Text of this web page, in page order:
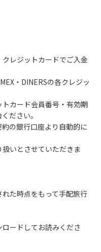
ンに出してください。
よる焚き火、キャンプフ
ウナの設置
は、上流で雨が降ると短
変危険な状態になりや
る事故が数件起きてい
い。
ない。
雨が降らなくても、上
ので、水の濁りに注意
での遊びを中止する。
から川についての注意
レジットカードでご入金
・DINERSの各クレジッ
カード会員番号・有効期
ださい。
の銀行口座より自動的に
いとさせていただきま
た時点をもって手配旅行
ードしてお読みくださ